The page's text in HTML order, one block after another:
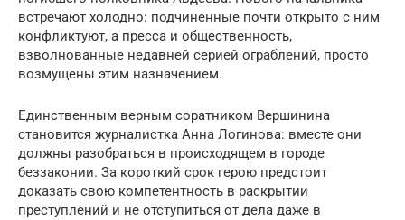
встречают холодно: подчиненные почти открыто с ним
конфликтуют, а пресса и общественность,
взволнованные недавней серией ограблений, просто
возмущены этим назначением.
Единственным верным соратником Вершинина
становится журналистка Анна Логинова: вместе они
должны разобраться в происходящем в городе
беззаконии. За короткий срок герою предстоит
доказать свою компетентность в раскрытии
преступлений и не отступиться от дела даже в